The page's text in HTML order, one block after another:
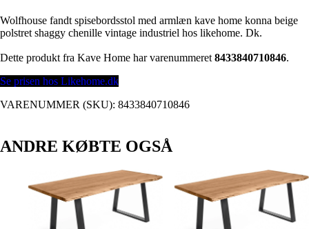
Wolfhouse fandt spisebordsstol med armlæn kave home konna beige
polstret shaggy chenille vintage industriel hos likehome. Dk.
Dette produkt fra Kave Home har varenummeret 8433840710846.
Se prisen hos Likehome.dk
VARENUMMER (SKU): 8433840710846
ANDRE KØBTE OGSÅ